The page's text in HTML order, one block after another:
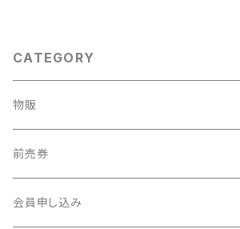
CATEGORY
物販
前売券
新・社会科見学
会員申し込み